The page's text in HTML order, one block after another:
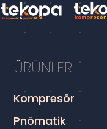
ÜRÜNLER
Kompresör
Pnömatik